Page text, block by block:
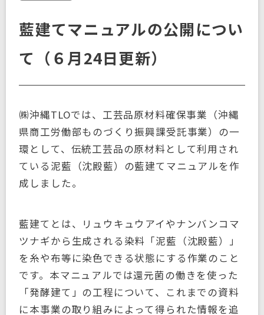
藍建てマニュアルの公開につい
て（６月24日更新）
㈱沖縄TLOでは、工芸品原材料確保事業（沖縄
県商工労働部ものづくり振興課受託事業）の一
環として、伝統工芸品の原材料として利用され
ている泥藍（沈殿藍）の藍建てマニュアルを作
成しました。
藍建てとは、リュウキュウアイやナンバンコマ
ツナギから生成される染料「泥藍（沈殿藍）」
を糸や布等に染色できる状態にする作業のこと
です。本マニュアルでは還元菌の働きを使った
「発酵建て」の工程について、これまでの資料
に本事業の取り組みによって得られた情報を追